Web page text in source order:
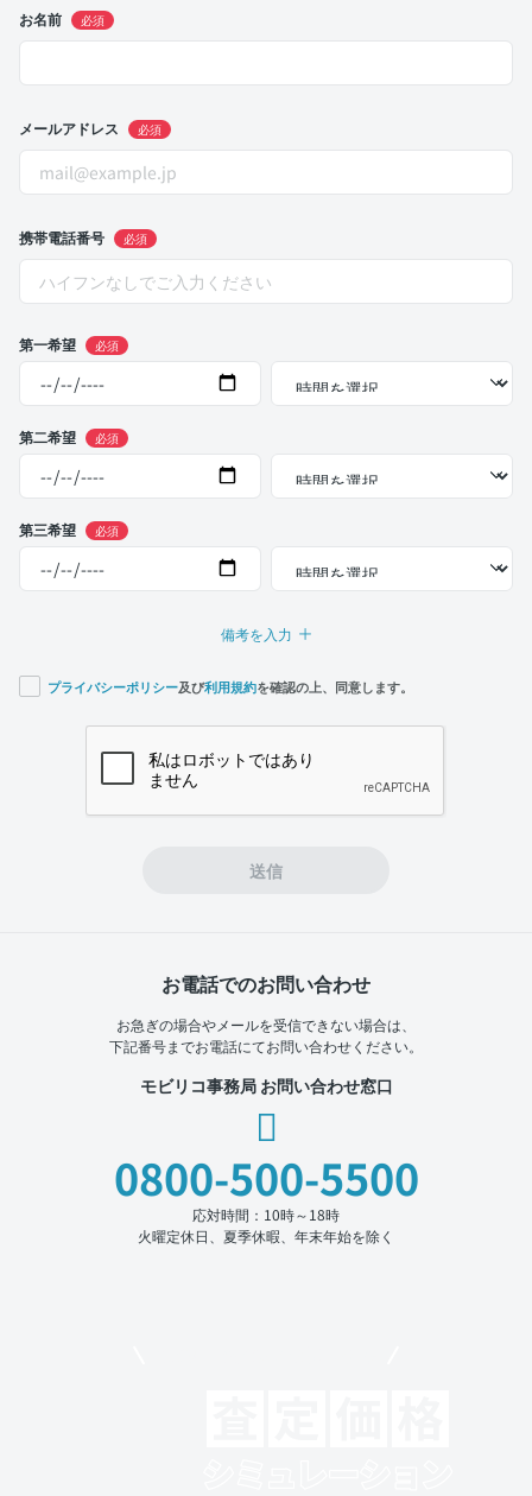
お名前 必須
メールアドレス 必須
携帯電話番号 必須
第一希望 必須
第二希望 必須
第三希望 必須
備考を入力
プライバシーポリシー及び利用規約を確認の上、同意します。
送信
お電話でのお問い合わせ
お急ぎの場合やメールを受信できない場合は、
下記番号までお電話にてお問い合わせください。
モビリコ事務局 お問い合わせ窓口
0800-500-5500
応対時間：10時～18時
火曜定休日、夏季休暇、年末年始を除く